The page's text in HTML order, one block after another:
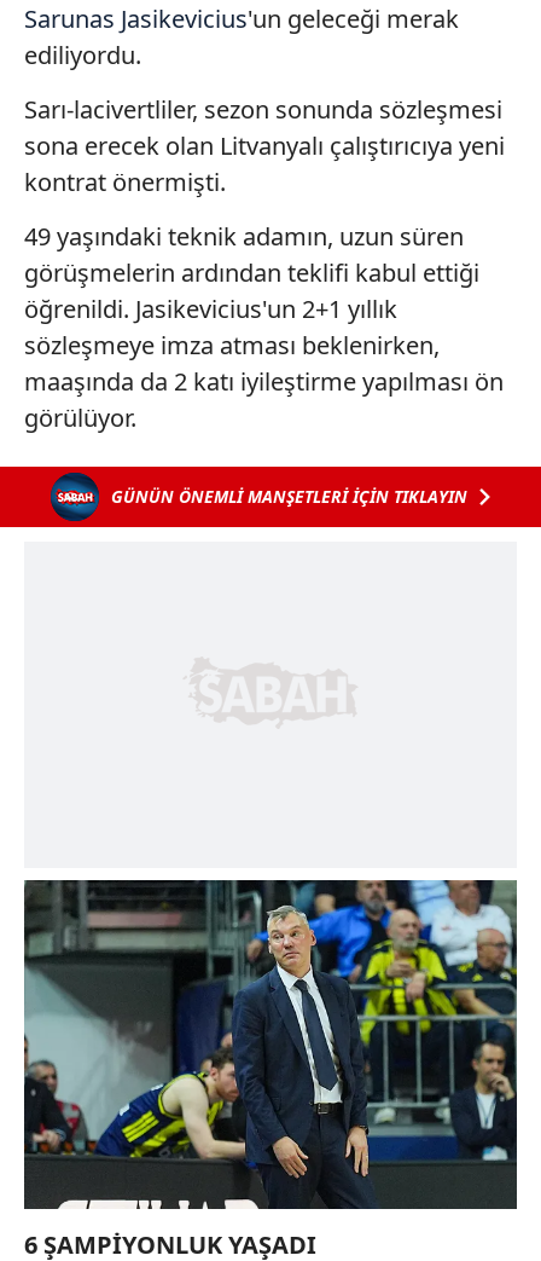
Sarunas Jasikevicius'un geleceği merak
ediliyordu.
Sarı-lacivertliler, sezon sonunda sözleşmesi
sona erecek olan Litvanyalı çalıştırıcıya yeni
kontrat önermişti.
49 yaşındaki teknik adamın, uzun süren
görüşmelerin ardından teklifi kabul ettiği
öğrenildi. Jasikevicius'un 2+1 yıllık
sözleşmeye imza atması beklenirken,
maaşında da 2 katı iyileştirme yapılması ön
görülüyor.
GÜNÜN ÖNEMLİ MANŞETLERİ İÇİN TIKLAYIN
6 ŞAMPİYONLUK YAŞADI